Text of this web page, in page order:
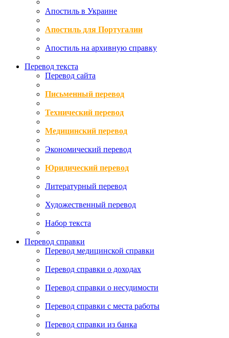
Апостиль в Украине
Апостиль для Португалии
Апостиль на архивную справку
Перевод текста
Перевод сайта
Письменный перевод
Технический перевод
Медицинский перевод
Экономический перевод
Юридический перевод
Литературный перевод
Художественный перевод
Набор текста
Перевод справки
Перевод медицинской справки
Перевод справки о доходах
Перевод справки о несудимости
Перевод справки с места работы
Перевод справки из банка